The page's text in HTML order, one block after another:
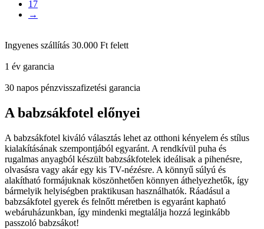
17
→
Ingyenes szállítás 30.000 Ft felett
1 év garancia
30 napos pénzvisszafizetési garancia
A babzsákfotel előnyei
A babzsákfotel kiváló választás lehet az otthoni kényelem és stílus
kialakításának szempontjából egyaránt. A rendkívül puha és
rugalmas anyagból készült babzsákfotelek ideálisak a pihenésre,
olvasásra vagy akár egy kis TV-nézésre. A könnyű súlyú és
alakítható formájuknak köszönhetően könnyen áthelyezhetők, így
bármelyik helyiségben praktikusan használhatók. Ráadásul a
babzsákfotel gyerek és felnőtt méretben is egyaránt kapható
webáruházunkban, így mindenki megtalálja hozzá leginkább
passzoló babzsákot!